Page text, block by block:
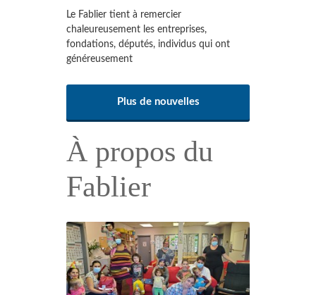
Le Fablier tient à remercier
chaleureusement les entreprises,
fondations, députés, individus qui ont
généreusement
Plus de nouvelles
À propos du
Fablier